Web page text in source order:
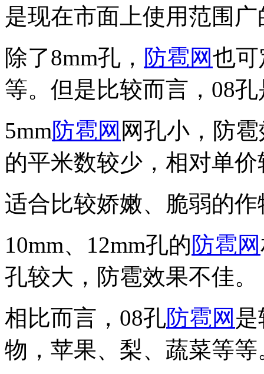
是现在市面上使用范围广
除了8mm孔， 防雹网也可
等。但是比较而言，08
5mm防雹网 网孔小，防
的平米数较少，相对单价
适合比较娇嫩、脆弱的作
10mm、12mm孔的防雹网
孔较大，防雹效果不佳。
相比而言，08孔防雹网
物，苹果、梨、蔬菜等等